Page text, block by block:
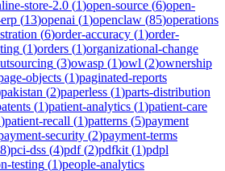
store-2.0 (1)open-source (6)open-
(13)openai (1)openclaw (85)operations
(6)order-accuracy (1)order-
(1)orders (1)organizational-change
(3)owasp (1)owl (2)ownership
objects (1)paginated-reports
pakistan (2)paperless (1)parts-distribution
(1)patient-analytics (1)patient-care
)patient-recall (1)patterns (5)payment
security (2)payment-terms
)pci-dss (4)pdf(2)pdfkit (1)pdpl
testing (1)people-analytics